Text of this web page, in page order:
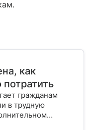
как
гражданам
в трудную
расскажем,